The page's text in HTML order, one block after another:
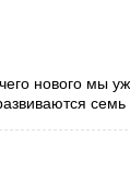
нового мы
семь